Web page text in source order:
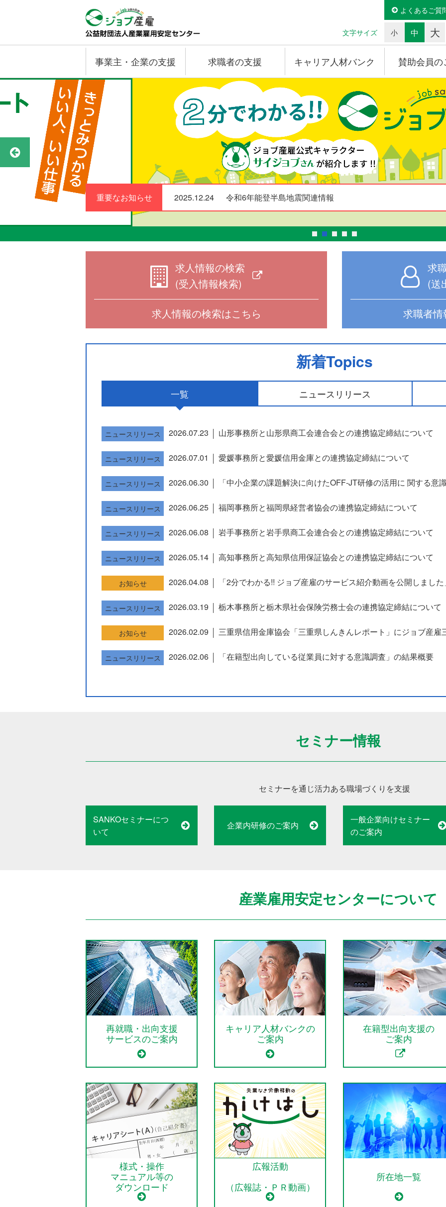
よくあるご質
文字サイズ 小 中 大
事業主・企業の支援 求職者の支援 キャリア人材バンク 賛助会員の
重要なお知らせ 2025.12.24 令和6年能登半島地震関連情報
求人情報の検索
(受入情報検索)
求人情報の検索はこちら
求
(送
求職者
新着Topics
一覧 ニュースリリース
ニュースリリース 2026.07.23 山形事務所と山形県商工会連合会との連携協定締結について
ニュースリリース 2026.07.01 愛媛事務所と愛媛信用金庫との連携協定締結について
ニュースリリース 2026.06.30 「中小企業の課題解決に向けたOFF-JT研修の活用に 関する意
ニュースリリース 2026.06.25 福岡事務所と福岡県経営者協会の連携協定締結について
ニュースリリース 2026.06.08 岩手事務所と岩手県商工会連合会との連携協定締結について
ニュースリリース 2026.05.14 高知事務所と高知県信用保証協会との連携協定締結について
お知らせ 2026.04.08 「2分でわかる!! ジョブ産雇のサービス紹介動画を公開しまし
ニュースリリース 2026.03.19 栃木事務所と栃木県社会保険労務士会の連携協定締結について
お知らせ 2026.02.09 三重県信用金庫協会「三重県しんきんレポート」にジョブ産雇
ニュースリリース 2026.02.06 「在籍型出向している従業員に対する意識調査」の結果概要
セミナー情報
セミナーを通じ活力ある職場づくりを支援
SANKOセミナーにつ
いて
企業内研修のご案内
一般企業向けセミナー
のご案内
産業雇用安定センターについて
再就職・出向支援
サービスのご案内
キャリア人材バンクの
ご案内
在籍型出向支援の
ご案内
様式・操作
マニュアル等の
ダウンロード
広報活動
（広報誌・ＰＲ動画）
所在地一覧